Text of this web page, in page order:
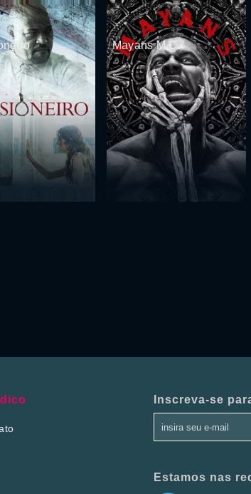
Mayans M.C.
Inscreva-se
Estamos nas